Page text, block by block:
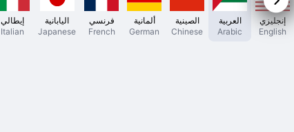
إنجليزي
English
العربية
Arabic
الصينية
Chinese
ألمانية
German
فرنسي
French
اليابانية
Japanese
إيطالي
Italian